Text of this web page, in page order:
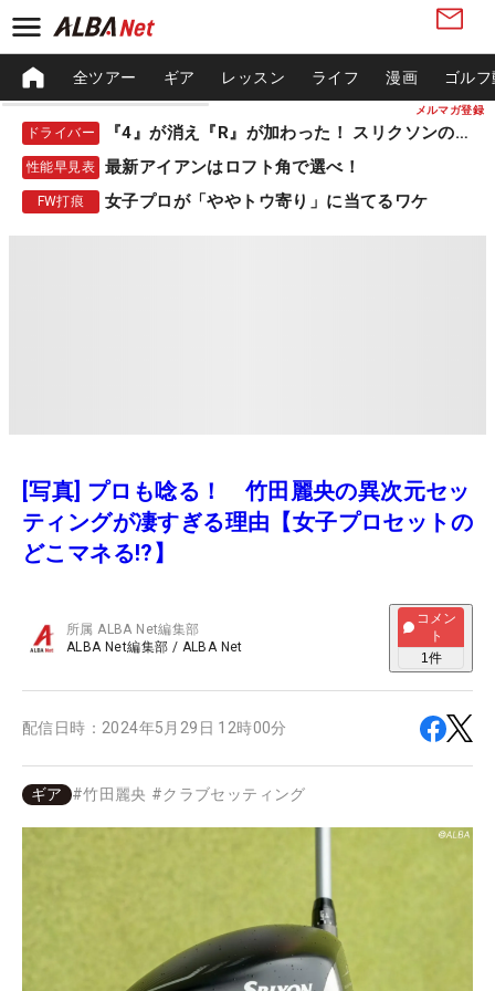
メルマガ登録
全ツアー ギア レッスン ライフ 漫画 ゴル
ドライバー 『4』が消え『R』が加わった！ スリクソンの新作
性能早見表 最新アイアンはロフト角で選べ！
FW打痕 女子プロが「ややトウ寄り」に当てるワケ
[写真] プロも唸る！ 竹田麗央の異次元セッ
ティングが凄すぎる理由【女子プロセットの
どこマネる!?】
所属ALBA Net編集部
ALBA Net編集部 / ALBA Net
コメン
ト
1件
配信日時： 2024年5月29日 12時00分
ギア #竹田麗央 #クラブセッティング